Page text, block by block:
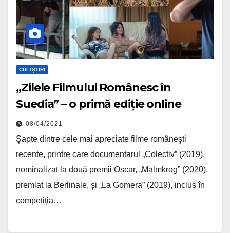
CULTȘTIRI
„Zilele Filmului Românesc în
Suedia” – o primă ediție online
08/04/2021
Şapte dintre cele mai apreciate filme româneşti
recente, printre care documentarul „Colectiv” (2019),
nominalizat la două premii Oscar, „Malmkrog” (2020),
premiat la Berlinale, şi „La Gomera” (2019), inclus în
competiţia…